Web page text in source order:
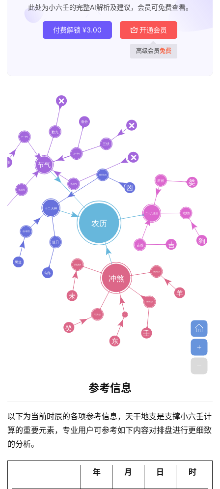
黄
历
此处为小六壬的完整AI解析及建议，会员可免费查看。
付费解锁 ¥3.00 开通会员
高级会员免费
参考信息
以下为当前时辰的各项参考信息，天干地支是支撑小六壬计
算的重要元素，专业用户可参考如下内容对排盘进行更细致
的分析。
年 月 日 时